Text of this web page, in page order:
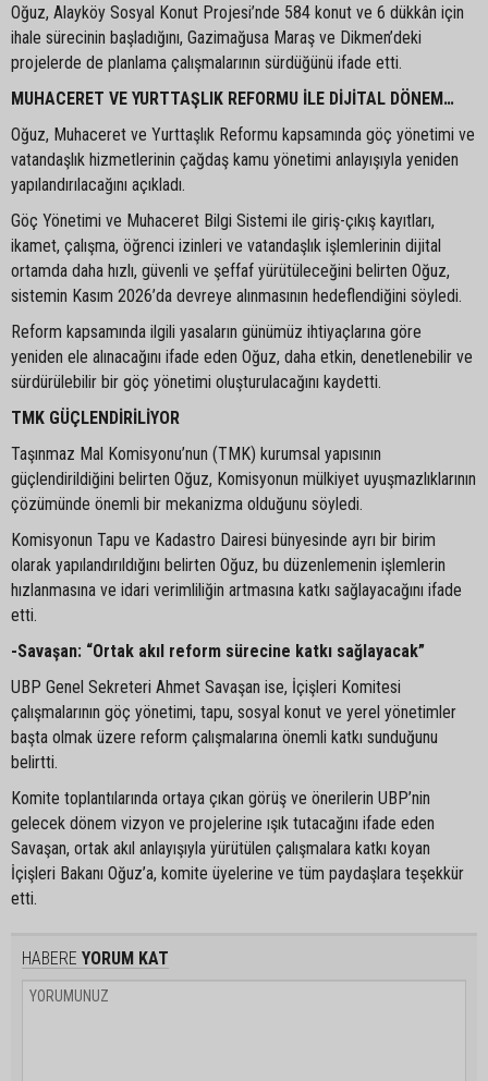
Oğuz, Alayköy Sosyal Konut Projesi’nde 584 konut ve 6 dükkân için
ihale sürecinin başladığını, Gazimağusa Maraş ve Dikmen’deki
projelerde de planlama çalışmalarının sürdüğünü ifade etti.
MUHACERET VE YURTTAŞLIK REFORMU İLE DİJİTAL DÖNEM…
Oğuz, Muhaceret ve Yurttaşlık Reformu kapsamında göç yönetimi ve
vatandaşlık hizmetlerinin çağdaş kamu yönetimi anlayışıyla yeniden
yapılandırılacağını açıkladı.
Göç Yönetimi ve Muhaceret Bilgi Sistemi ile giriş-çıkış kayıtları,
ikamet, çalışma, öğrenci izinleri ve vatandaşlık işlemlerinin dijital
ortamda daha hızlı, güvenli ve şeffaf yürütüleceğini belirten Oğuz,
sistemin Kasım 2026’da devreye alınmasının hedeflendiğini söyledi.
Reform kapsamında ilgili yasaların günümüz ihtiyaçlarına göre
yeniden ele alınacağını ifade eden Oğuz, daha etkin, denetlenebilir ve
sürdürülebilir bir göç yönetimi oluşturulacağını kaydetti.
TMK GÜÇLENDİRİLİYOR
Taşınmaz Mal Komisyonu’nun (TMK) kurumsal yapısının
güçlendirildiğini belirten Oğuz, Komisyonun mülkiyet uyuşmazlıklarının
çözümünde önemli bir mekanizma olduğunu söyledi.
Komisyonun Tapu ve Kadastro Dairesi bünyesinde ayrı bir birim
olarak yapılandırıldığını belirten Oğuz, bu düzenlemenin işlemlerin
hızlanmasına ve idari verimliliğin artmasına katkı sağlayacağını ifade
etti.
-Savaşan: “Ortak akıl reform sürecine katkı sağlayacak”
UBP Genel Sekreteri Ahmet Savaşan ise, İçişleri Komitesi
çalışmalarının göç yönetimi, tapu, sosyal konut ve yerel yönetimler
başta olmak üzere reform çalışmalarına önemli katkı sunduğunu
belirtti.
Komite toplantılarında ortaya çıkan görüş ve önerilerin UBP’nin
gelecek dönem vizyon ve projelerine ışık tutacağını ifade eden
Savaşan, ortak akıl anlayışıyla yürütülen çalışmalara katkı koyan
İçişleri Bakanı Oğuz’a, komite üyelerine ve tüm paydaşlara teşekkür
etti.
HABERE YORUM KAT